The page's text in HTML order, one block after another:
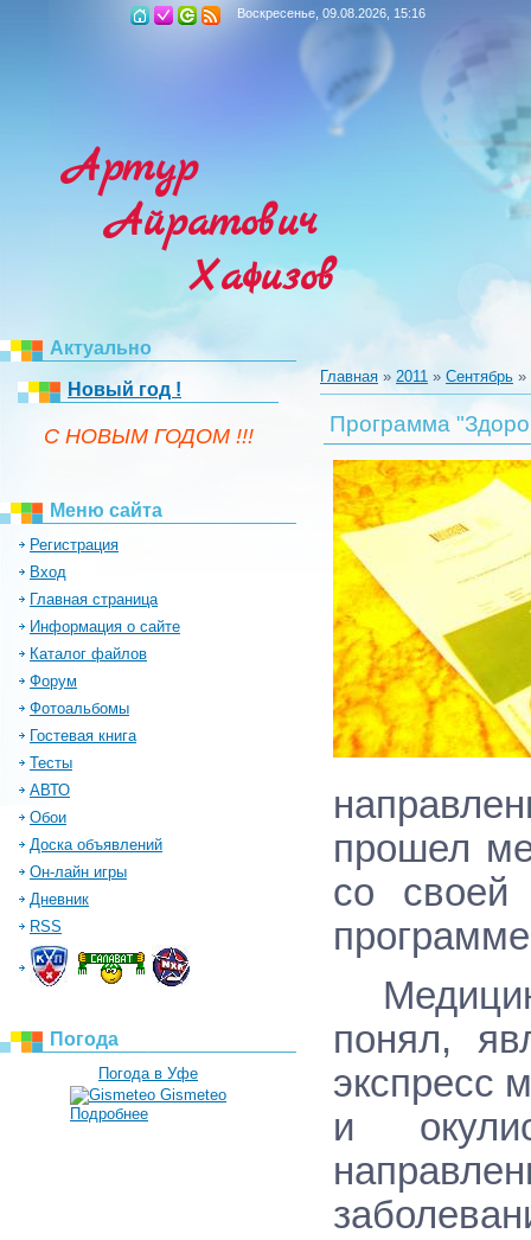
Воскресенье, 09.08.2026, 15:16
Артур
Айратович
Хафизов
Актуально
Новый год !
C НОВЫМ ГОДОМ !!!
Меню сайта
Регистрация
Вход
Главная страница
Информация о сайте
Каталог файлов
Форум
Фотоальбомы
Гостевая книга
Тесты
АВТО
Обои
Доска объявлений
Он-лайн игры
Дневник
RSS
Погода
Погода в Уфе
Gismeteo
Подробнее
Главная » 2011 » Сентябрь »
Программа
прошел
со
понял,
экспресс
и